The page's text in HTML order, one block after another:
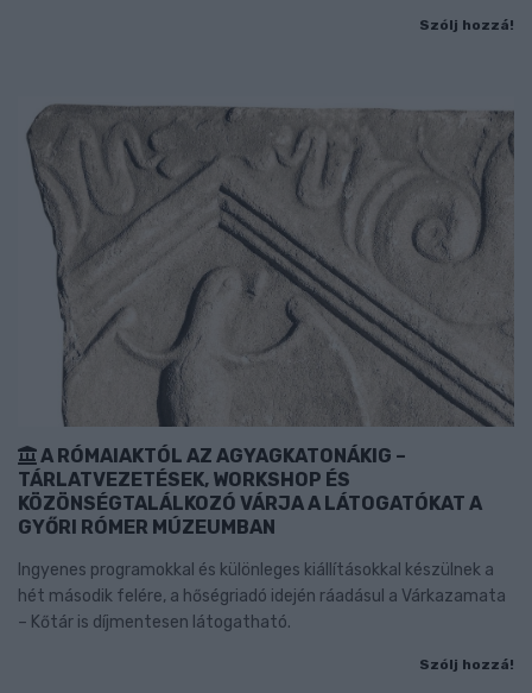
Szólj hozzá!
A RÓMAIAKTÓL AZ AGYAGKATONÁKIG –
TÁRLATVEZETÉSEK, WORKSHOP ÉS
KÖZÖNSÉGTALÁLKOZÓ VÁRJA A LÁTOGATÓKAT A
GYŐRI RÓMER MÚZEUMBAN
Ingyenes programokkal és különleges kiállításokkal készülnek a
hét második felére, a hőségriadó idején ráadásul a Várkazamata
– Kőtár is díjmentesen látogatható.
Szólj hozzá!